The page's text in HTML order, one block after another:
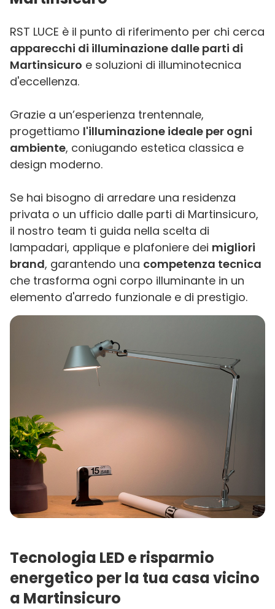
RST LUCE è il punto di riferimento per chi cerca
apparecchi di illuminazione dalle parti di
Martinsicuro e soluzioni di illuminotecnica
d'eccellenza.
Grazie a un’esperienza trentennale,
progettiamo l'illuminazione ideale per ogni
ambiente, coniugando estetica classica e
design moderno.
Se hai bisogno di arredare una residenza
privata o un ufficio dalle parti di Martinsicuro,
il nostro team ti guida nella scelta di
lampadari, applique e plafoniere dei migliori
brand, garantendo una competenza tecnica
che trasforma ogni corpo illuminante in un
elemento d'arredo funzionale e di prestigio.
Tecnologia LED e risparmio
energetico per la tua casa vicino
a Martinsicuro